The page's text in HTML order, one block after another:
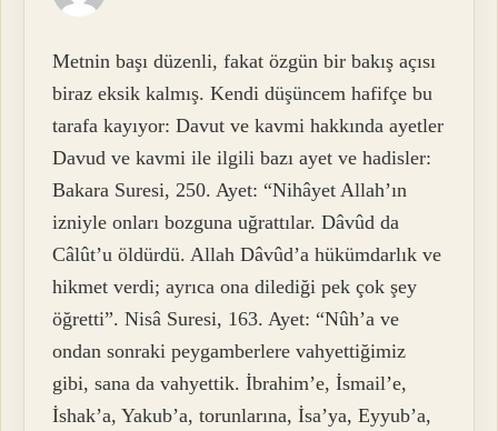
Metnin başı düzenli, fakat özgün bir bakış açısı
biraz eksik kalmış. Kendi düşüncem hafifçe bu
tarafa kayıyor: Davut ve kavmi hakkında ayetler
Davud ve kavmi ile ilgili bazı ayet ve hadisler:
Bakara Suresi, 250. Ayet: “Nihâyet Allah’ın
izniyle onları bozguna uğrattılar. Dâvûd da
Câlût’u öldürdü. Allah Dâvûd’a hükümdarlık ve
hikmet verdi; ayrıca ona dilediği pek çok şey
öğretti”. Nisâ Suresi, 163. Ayet: “Nûh’a ve
ondan sonraki peygamberlere vahyettiğimiz
gibi, sana da vahyettik. İbrahim’e, İsmail’e,
İshak’a, Yakub’a, torunlarına, İsa’ya, Eyyub’a,